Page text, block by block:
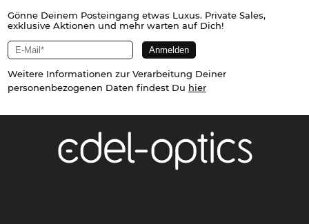
Gönne Deinem Posteingang etwas Luxus. Private Sales,
exklusive Aktionen und mehr warten auf Dich!
Weitere Informationen zur Verarbeitung Deiner
personenbezogenen Daten findest Du hier